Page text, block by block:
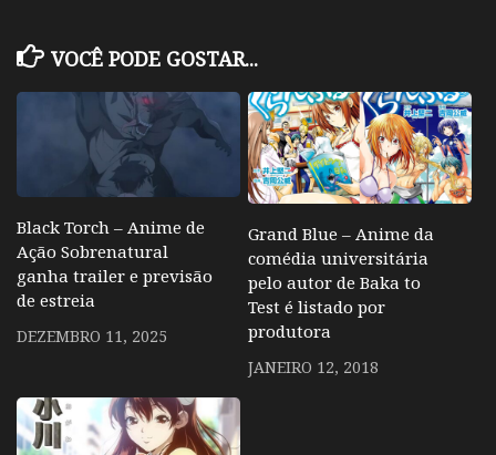
VOCÊ PODE GOSTAR...
Black Torch – Anime de
Ação Sobrenatural
ganha trailer e previsão
de estreia
DEZEMBRO 11, 2025
Grand Blue – Anime da
comédia universitária
pelo autor de Baka to
Test é listado por
produtora
JANEIRO 12, 2018